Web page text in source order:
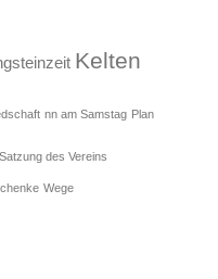
Kelten
nn am Samstag Plan
Satzung des Vereins
Wege